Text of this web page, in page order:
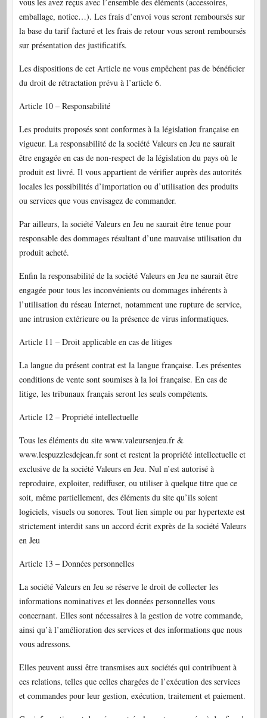
emballage, notice…). Les frais d’envoi vous seront remboursés sur
la base du tarif facturé et les frais de retour vous seront remboursés
sur présentation des justificatifs.
Les dispositions de cet Article ne vous empêchent pas de bénéficier
du droit de rétractation prévu à l’article 6.
Article 10 – Responsabilité
Les produits proposés sont conformes à la législation française en
vigueur. La responsabilité de la société Valeurs en Jeu ne saurait
être engagée en cas de non-respect de la législation du pays où le
produit est livré. Il vous appartient de vérifier auprès des autorités
locales les possibilités d’importation ou d’utilisation des produits
ou services que vous envisagez de commander.
Par ailleurs, la société Valeurs en Jeu ne saurait être tenue pour
responsable des dommages résultant d’une mauvaise utilisation du
produit acheté.
Enfin la responsabilité de la société Valeurs en Jeu ne saurait être
engagée pour tous les inconvénients ou dommages inhérents à
l’utilisation du réseau Internet, notamment une rupture de service,
une intrusion extérieure ou la présence de virus informatiques.
Article 11 – Droit applicable en cas de litiges
La langue du présent contrat est la langue française. Les présentes
conditions de vente sont soumises à la loi française. En cas de
litige, les tribunaux français seront les seuls compétents.
Article 12 – Propriété intellectuelle
Tous les éléments du site www.valeursenjeu.fr &
www.lespuzzlesdejean.fr sont et restent la propriété intellectuelle et
exclusive de la société Valeurs en Jeu. Nul n’est autorisé à
reproduire, exploiter, rediffuser, ou utiliser à quelque titre que ce
soit, même partiellement, des éléments du site qu’ils soient
logiciels, visuels ou sonores. Tout lien simple ou par hypertexte est
strictement interdit sans un accord écrit exprès de la société Valeurs
en Jeu
Article 13 – Données personnelles
La société Valeurs en Jeu se réserve le droit de collecter les
informations nominatives et les données personnelles vous
concernant. Elles sont nécessaires à la gestion de votre commande,
ainsi qu’à l’amélioration des services et des informations que nous
vous adressons.
Elles peuvent aussi être transmises aux sociétés qui contribuent à
ces relations, telles que celles chargées de l’exécution des services
et commandes pour leur gestion, exécution, traitement et paiement.